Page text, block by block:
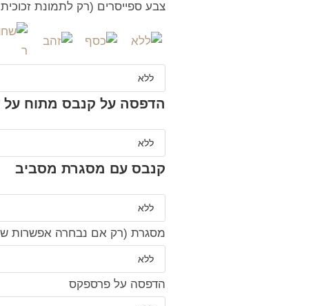
צבע ספייסרים (רק לתמונת
הדפסה על קנבס מתוח על
קנבס עם מסגרת מסביב
מסגרת (רק אם נבחרה אפשרות
הדפסה על פרספקס